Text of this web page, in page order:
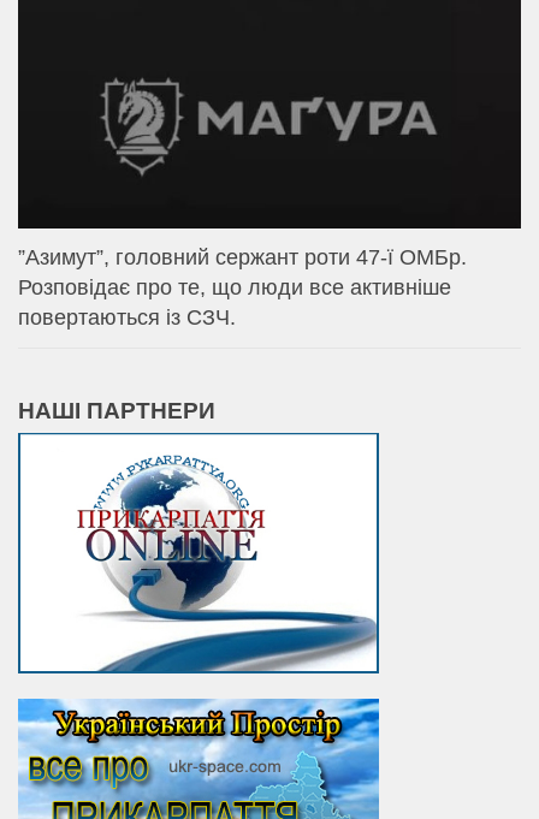
⁨”Азимут”, головний сержант роти 47-ї ОМБр.
Розповідає про те, що люди все активніше
повертаються із СЗЧ.
НАШІ ПАРТНЕРИ